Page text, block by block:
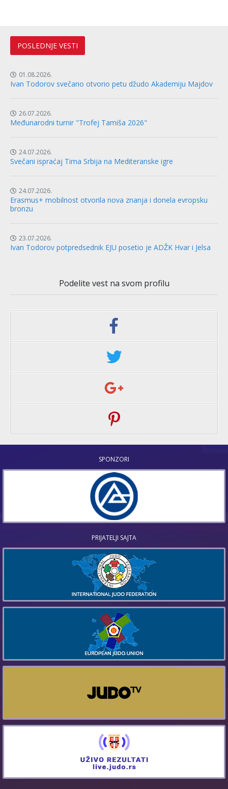
POSLEDNJE VESTI
01.08.2026.
Ivan Todorov svečano otvorio petu džudo Akademiju Majdov
26.07.2026.
Međunarodni turnir "Trofej Tamiša 2026"
24.07.2026.
Svečani ispraćaj Tima Srbija na Mediteranske igre
24.07.2026.
Erasmus+ mobilnost otvorila nova znanja i donela evropsku
bronzu
23.07.2026.
Ivan Todorov potpredsednik EJU posetio je ADŽK Hvar i Jelsa
Podelite vest na svom profilu
SPONZORI
PRIJATELJI SAJTA